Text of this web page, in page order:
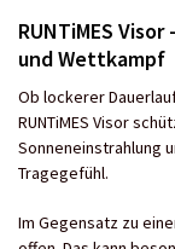
RUNTiMES
und Wettkampf
Ob lockerer
RUNTiMES Visor
Sonneneinstrahlung
Tragegefühl.
Im Gegensatz zu